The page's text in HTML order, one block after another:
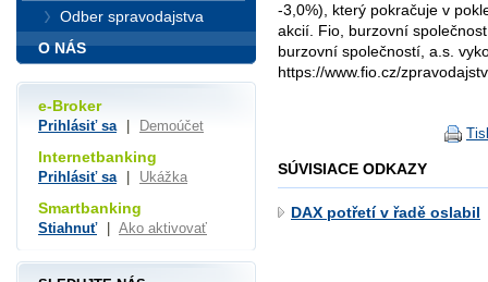
-3,0%), který pokračuje v
akcií. Fio, burzovní
burzovní společností, a.s.
https://www.fio.cz/
SÚVISIACE ODKAZY
DAX potřetí v řadě oslabil
Odber spravodajstva
O NÁS
e-Broker
Prihlásiť sa Demoúčet
Internetbanking
Prihlásiť sa Ukážka
Smartbanking
Stiahnuť Ako aktivovať